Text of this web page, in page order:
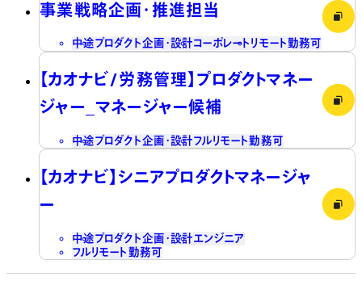
事業戦略企画・推進担当
中途プロダクト企画・設計コーポレート リモート勤務可
【カオナビ/労務管理】プロダクトマネー
ジャー_マネージャー候補
中途プロダクト企画・設計フルリモート勤務可
【カオナビ】シニアプロダクトマネージャ
ー
中途プロダクト企画・設計 エンジニア
フルリモート勤務可